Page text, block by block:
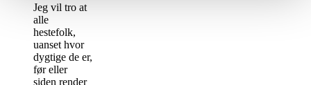
Jeg vil tro at
alle
hestefolk,
uanset hvor
dygtige de er,
før eller
siden render